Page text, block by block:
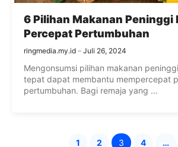
6 Pilihan Makanan Peninggi
Percepat Pertumbuhan
ringmedia.my.id Juli 26, 2024
Mengonsumsi pilihan makanan
tepat dapat membantu mempercepat
pertumbuhan. Bagi remaja yang ...
1 2 3 4 …